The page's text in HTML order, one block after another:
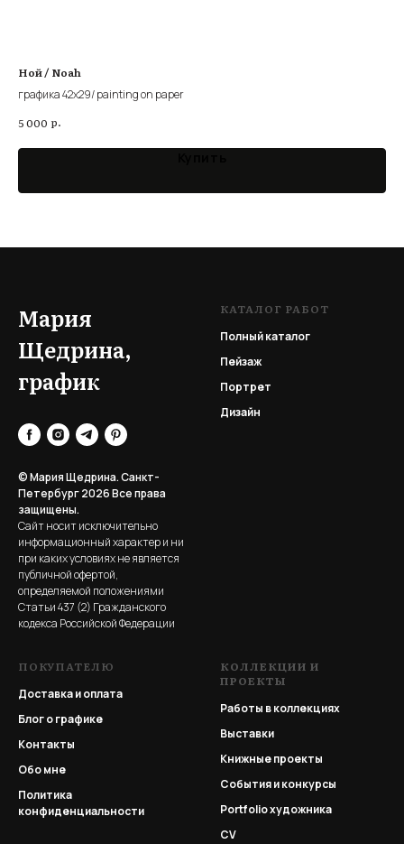
Ной / Noah
графика 42х29/ painting on paper
5 000 р.
Мария
Щедрина,
график
© Мария Щедрина. Санкт-
Петербург 2026Все права
защищены.
Сайт носит исключительно
информационный характер и ни
при каких условиях не является
публичной офертой,
определяемой положениями
Статьи 437 (2) Гражданского
кодекса Российской Федерации
КАТАЛОГ РАБОТ
Полный каталог
Пейзаж
Портрет
Дизайн
ПОКУПАТЕЛЮ
Доставка и оплата
Блог о графике
Контакты
Обо мне
Политика
конфиденциальности
КОЛЛЕКЦИИ И
ПРОЕКТЫ
Работы в коллекциях
Выставки
Книжные проекты
События и конкурсы
Portfolioхудожника
CV